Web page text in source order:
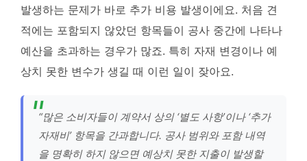
발생하는 문제가 바로 추가 비용 발생이에요. 처음 견
적에는 포함되지 않았던 항목들이 공사 중간에 나타나
예산을 초과하는 경우가 많죠. 특히 자재 변경이나 예
상치 못한 변수가 생길 때 이런 일이 잦아요.
“많은 소비자들이 계약서 상의 ‘별도 사항’이나 ‘추가
자재비’ 항목을 간과합니다. 공사 범위와 포함 내역
을 명확히 하지 않으면 예상치 못한 지출이 발생할